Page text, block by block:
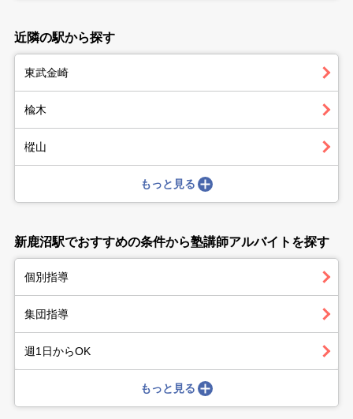
近隣の駅から探す
東武金崎
楡木
樅山
もっと見る
新鹿沼駅でおすすめの条件から塾講師アルバイトを探す
個別指導
集団指導
週1日からOK
もっと見る